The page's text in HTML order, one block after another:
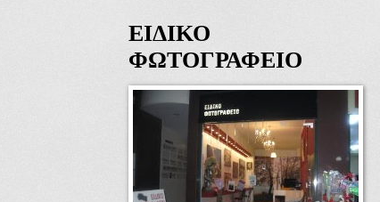
ΕΙΔΙΚΟ
ΦΩΤΟΓΡΑΦΕΙΟ